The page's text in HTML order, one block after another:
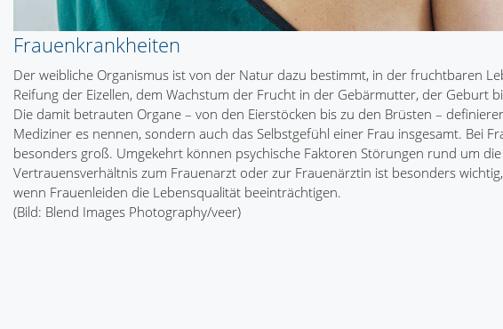
Frauenkrankheiten
Der weibliche Organismus ist von der Natur dazu bestimmt, in der fruchtbaren
Reifung der Eizellen, dem Wachstum der Frucht in der Gebärmutter, der Geburt
Die damit betrauten Organe – von den Eierstöcken bis zu den Brüsten –
Mediziner es nennen, sondern auch das Selbstgefühl einer Frau insgesamt. Bei
besonders groß. Umgekehrt können psychische Faktoren Störungen rund um
Vertrauensverhältnis zum Frauenarzt oder zur Frauenärztin ist besonders
wenn Frauenleiden die Lebensqualität beeinträchtigen.
(Bild: Blend Images Photography/veer)